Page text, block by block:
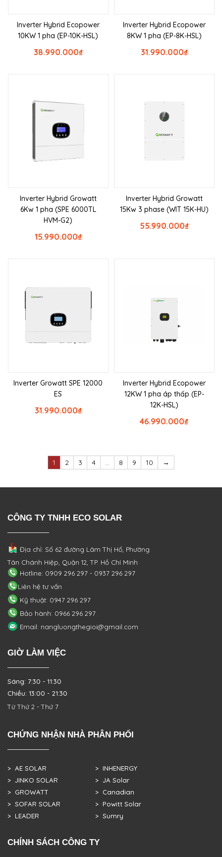
Inverter Hybrid Ecopower
10KW 1 pha (EP-10K-HSL)
₫
38.990.000
Inverter Hybrid Ecopower
8KW 1 pha (EP-8K-HSL)
₫
31.990.000
Inverter Hybrid Growatt
6Kw 1 pha (SPE 6000TL
HVM-G2)
₫
15.990.000
Inverter Hybrid Growatt
15Kw 3 phase (WIT 15K-HU)
₫
55.990.000
Inverter Growatt SPE 12000
ES
₫
31.990.000
Inverter Hybrid Ecopower
12KW 1 pha áp thấp (EP-
12K-HSL)
₫
46.990.000
1 2 3 4 … 8 9 10 →
CÔNG TY TNHH ECO SOLAR
Địa chỉ: Số 62 đường Lâm Thị Hố, Phường
Tân Chánh Hiệp, Quận 12, TP. Hồ Chí Minh
Hotline: 0909 296 297 - 0937 296 297
Liên hệ tư vấn
Kỹ thuật: 0947 296 297
Bảo hành: 0966 296 297
Email: nangluongthegioi@gmail.com
GIỜ LÀM VIỆC
Sáng: 7:30 - 11:30
Chiều: 13:00 - 21:30
Từ Thứ 2 - Thứ 7
CHỨNG NHẬN NHÀ PHÂN PHỐI
> AE SOLAR
> JINKO SOLAR
> GROWATT
> SOFAR SOLAR
> LEADER
> INHENERGY
> JA Solar
> Canadian
> Powitt Solar
> Sumry
CHÍNH SÁCH CÔNG TY